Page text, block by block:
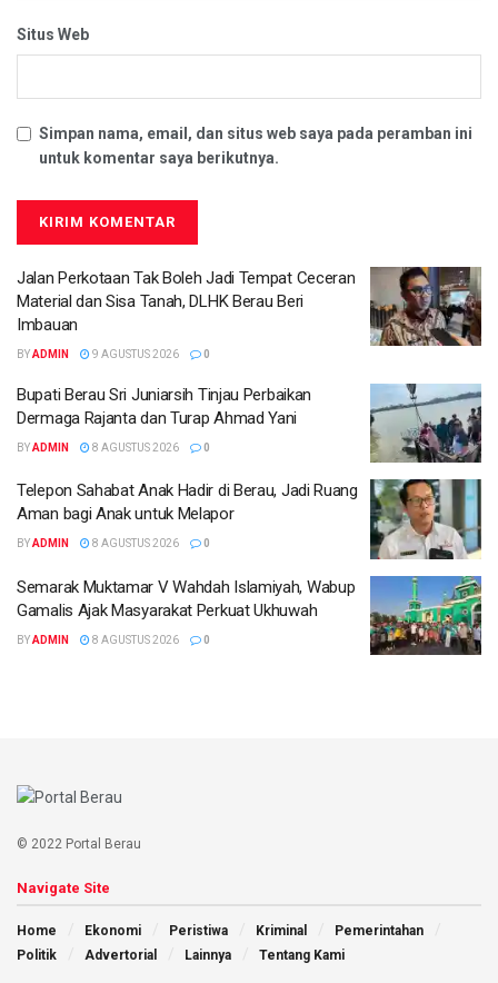
Situs Web
Simpan nama, email, dan situs web saya pada peramban ini
untuk komentar saya berikutnya.
Jalan Perkotaan Tak Boleh Jadi Tempat Ceceran
Material dan Sisa Tanah, DLHK Berau Beri
Imbauan
BYADMIN 9 AGUSTUS 2026 0
Bupati Berau Sri Juniarsih Tinjau Perbaikan
Dermaga Rajanta dan Turap Ahmad Yani
BYADMIN 8 AGUSTUS 2026 0
Telepon Sahabat Anak Hadir di Berau, Jadi Ruang
Aman bagi Anak untuk Melapor
BYADMIN 8 AGUSTUS 2026 0
Semarak Muktamar V Wahdah Islamiyah, Wabup
Gamalis Ajak Masyarakat Perkuat Ukhuwah
BYADMIN 8 AGUSTUS 2026 0
© 2022 Portal Berau
Navigate Site
Home Ekonomi Peristiwa Kriminal
Pemerintahan
Politik
Advertorial Lainnya Tentang Kami